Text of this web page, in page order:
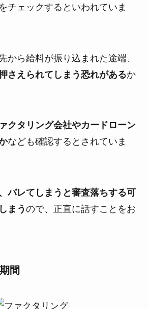
チェックするといわれていま
から給料が振り込まれた途端、
さえられてしまう恐れがあるか
クタリング会社やカードローン
なども確認するとされていま
バレてしまうと審査落ちする可
まう ので、正直に話すことをお
間